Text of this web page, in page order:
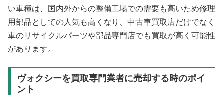
い車種は、国内外からの整備工場での需要も高いため修理
用部品としての人気も高くなり、中古車買取店だけでなく
車のリサイクルパーツや部品専門店でも買取が高く可能性
があります。
ヴォクシーを買取専門業者に売却する時のポイ
ント